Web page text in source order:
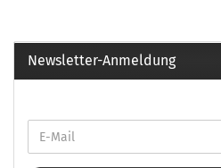
Newsletter-Anmeldung